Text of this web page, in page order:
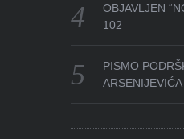
OBJAVLJEN
102
PISMO
ARSENIJEVIĆA